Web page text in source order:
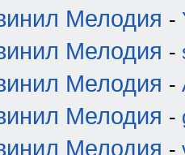
Мелодия -
Мелодия -
Мелодия -
Мелодия -
Мелодия -